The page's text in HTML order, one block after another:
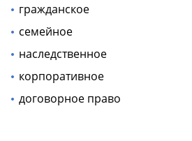
гражданское
семейное
наследственное
корпоративное
договорное право